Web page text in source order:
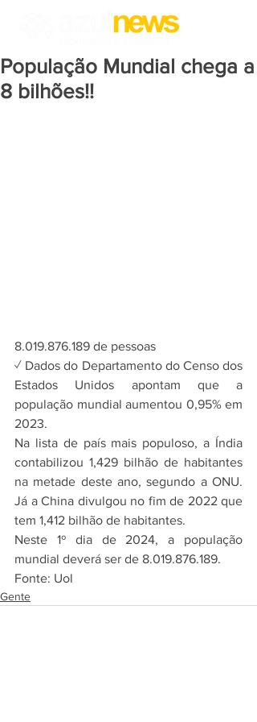
População Mundial chega a
8 bilhões!!
8.019.876.189 de pessoas
✓ Dados do Departamento do Censo dos
Estados Unidos apontam que a
população mundial aumentou 0,95% em
2023.
Na lista de país mais populoso, a Índia
contabilizou 1,429 bilhão de habitantes
na metade deste ano, segundo a ONU.
Já a China divulgou no fim de 2022 que
tem 1,412 bilhão de habitantes.
Neste 1º dia de 2024, a população
mundial deverá ser de 8.019.876.189.
Fonte: Uol
Gente